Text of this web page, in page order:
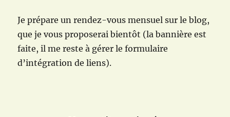
Je prépare un rendez-vous mensuel sur le blog,
que je vous proposerai bientôt (la bannière est
faite, il me reste à gérer le formulaire
d’intégration de liens).